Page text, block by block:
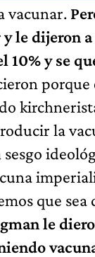
vacunar.
le dijeron
10% y se
porque
la
que
le